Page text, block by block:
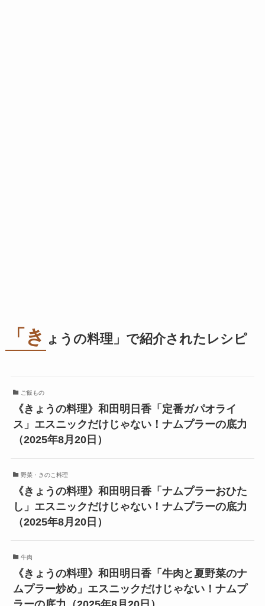
「き ょうの料理」で紹介されたレシピ
ご飯もの
《きょうの料理》和田明日香「定番ガパオライ
ス」エスニックだけじゃない！ナムプラーの底力
（2025年8月20日）
野菜・きのこ料理
《きょうの料理》和田明日香「ナムプラーおひた
し」エスニックだけじゃない！ナムプラーの底力
（2025年8月20日）
牛肉
《きょうの料理》和田明日香「牛肉と夏野菜のナ
ムプラー炒め」エスニックだけじゃない！ナムプ